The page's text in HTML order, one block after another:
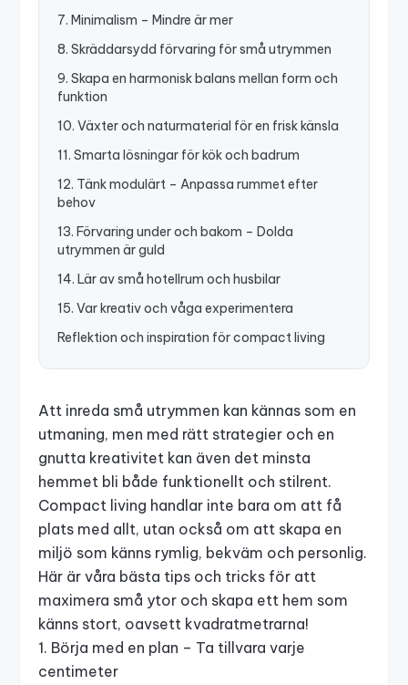
7. Minimalism – Mindre är mer
8. Skräddarsydd förvaring för små utrymmen
9. Skapa en harmonisk balans mellan form och
funktion
10. Växter och naturmaterial för en frisk känsla
11. Smarta lösningar för kök och badrum
12. Tänk modulärt – Anpassa rummet efter
behov
13. Förvaring under och bakom – Dolda
utrymmen är guld
14. Lär av små hotellrum och husbilar
15. Var kreativ och våga experimentera
Reflektion och inspiration för compact living
Att inreda små utrymmen kan kännas som en
utmaning, men med rätt strategier och en
gnutta kreativitet kan även det minsta
hemmet bli både funktionellt och stilrent.
Compact living handlar inte bara om att få
plats med allt, utan också om att skapa en
miljö som känns rymlig, bekväm och personlig.
Här är våra bästa tips och tricks för att
maximera små ytor och skapa ett hem som
känns stort, oavsett kvadratmetrarna!
1. Börja med en plan – Ta tillvara varje
centimeter